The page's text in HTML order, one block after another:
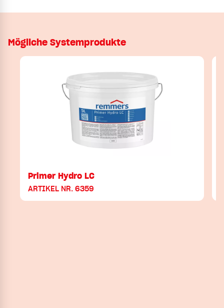
Mögliche Systemprodukte
Primer Hydro LC
ARTIKEL NR. 6359